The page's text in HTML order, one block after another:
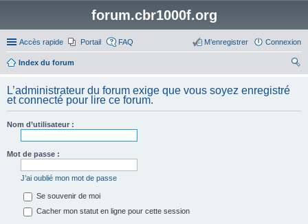
forum.cbr1000f.org
Accès rapide Portail FAQ Connexion
M’enregistrer
Index du forum
ch
L’administrateur du forum exige que vous soyez enregistré
et connecté pour lire ce forum.
Nom d’utilisateur :
Mot de passe :
J’ai oublié mon mot de passe
Se souvenir de moi
Cacher mon statut en ligne pour cette session